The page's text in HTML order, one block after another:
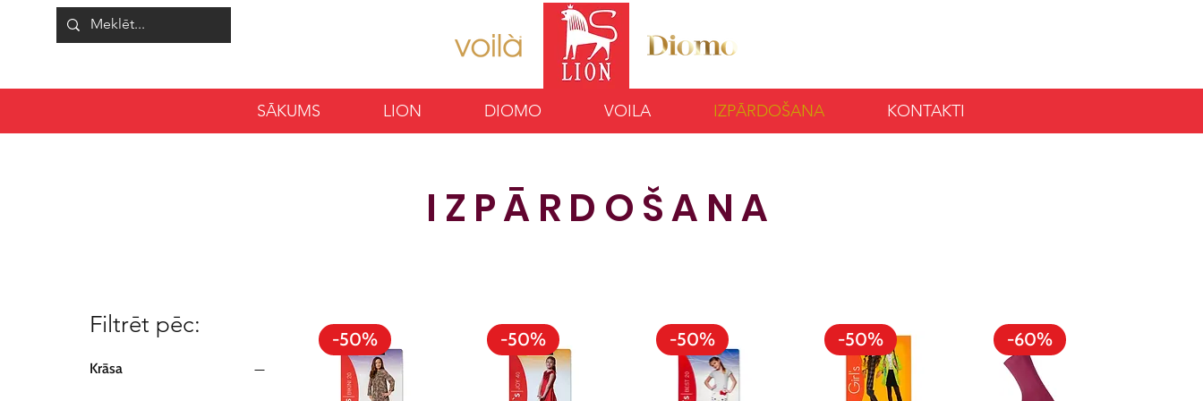
SĀKUMS LION DIOMO VOILA IZPĀRDOŠANA KONTAKTI
IZPĀRDOŠANA
Filtrēt pēc:
Krāsa
-50% -50% -50% -50% -60%